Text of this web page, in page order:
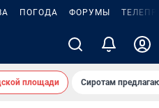
ПОГОДА ФОРУМЫ
площади Сиротам